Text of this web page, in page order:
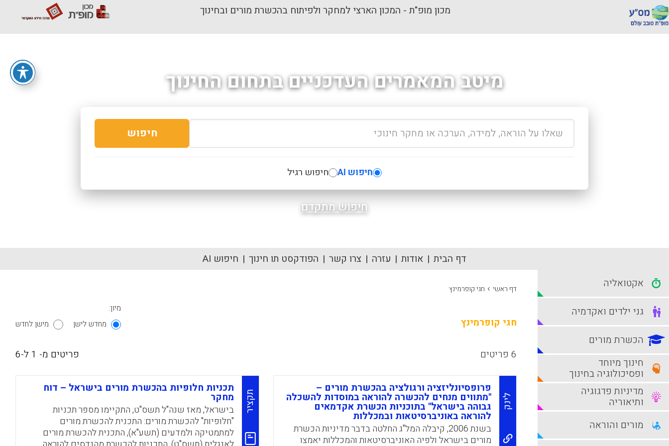
מכון מופ"ת - המכון הארצי למחקר ולפיתוח בהכשרת מורים ובחינוך
מיטב המאמרים העדכניים בתחום החינוך
חיפוש
חיפוש AI חיפוש רגיל
חיפוש מתקדם
דף הבית אודות עזרה צרו קשר הפודקסט תו חינוך חיפוש AI
דף ראשי › חגי קופרמינץ
חגי קופרמינץ
מיון:
מחדש לישן
מישן לחדש
6 פריטים פריטים מ- 1 ל-6
לינק
פרופסיונליזציה ורגולציה בהכשרת מורים –
"מתווים מנחים להכשרה להוראה במוסדות להשכלה
גבוהה בישראל" בתוכניות הכשרת אקדמאים
להוראה באוניברסיטאות ובמכללות
בשנת 2006, קיבלה המל"ג החלטה בדבר מדיניות הכשרת
מורים בישראל ולפיה האוניברסיטאות והמכללות יאמצו
תקציר
תכניות חלופיות בהכשרת מורים בישראל – דוח
מחקר
בישראל, מאז שנה"ל תשס"ט, התקיימו מספר תכניות
"חלופיות" להכשרת מורים: התכנית להכשרת מורים
למתמטיקה ולמדעים (תשע"א), התכנית להכשרת מורים
אקטואליה
גני ילדים ואקדמיה
הכשרת מורים
חינוך מיוחד
ופסיכולוגיה בחינוך
מדיניות פדגוגיה
ותיאוריה
מורים והוראה